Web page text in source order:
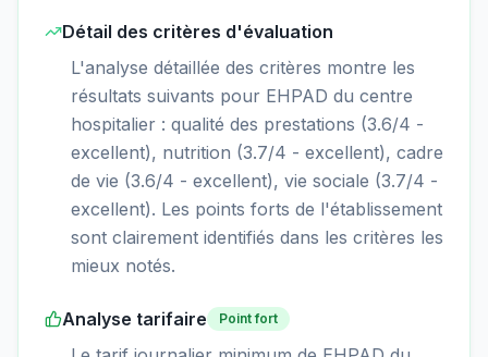
Détail des critères d'évaluation
L'analyse détaillée des critères montre les
résultats suivants pour EHPAD du centre
hospitalier : qualité des prestations (3.6/4 -
excellent), nutrition (3.7/4 - excellent), cadre
de vie (3.6/4 - excellent), vie sociale (3.7/4 -
excellent). Les points forts de l'établissement
sont clairement identifiés dans les critères les
mieux notés.
Analyse tarifaire Point fort